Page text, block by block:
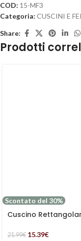
COD: 15-MF3
Categoria: CUSCINI E
Share:
Prodotti
Scontato del 30%
Cuscino
21.99€ 15.39€